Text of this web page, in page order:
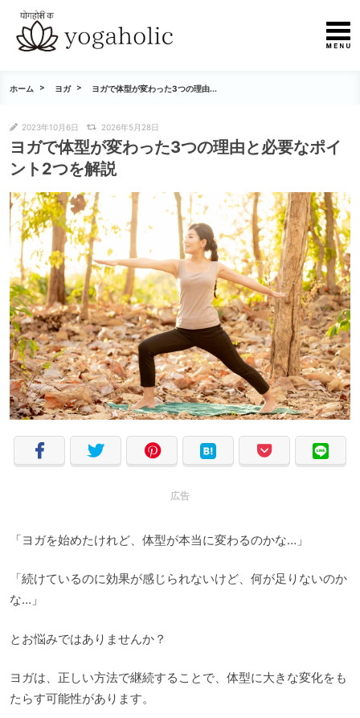
ホーム ヨガ ヨガで体型が変わった3つの理由...
2023年10月6日 2026年5月28日
ヨガで体型が変わった3つの理由と必要なポイ
ント2つを解説
広告
「ヨガを始めたけれど、体型が本当に変わるのかな…」
「続けているのに効果が感じられないけど、何が足りないのか
な…」
とお悩みではありませんか？
ヨガは、正しい方法で継続することで、体型に大きな変化をも
たらす可能性があります。